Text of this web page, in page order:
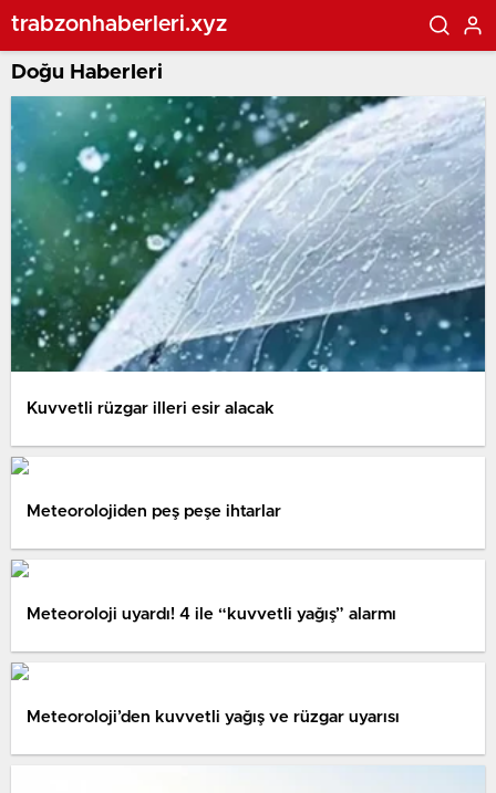
trabzonhaberleri.xyz
Doğu Haberleri
Kuvvetli rüzgar illeri esir alacak
Meteorolojiden peş peşe ihtarlar
Meteoroloji uyardı! 4 ile “kuvvetli yağış” alarmı
Meteoroloji’den kuvvetli yağış ve rüzgar uyarısı